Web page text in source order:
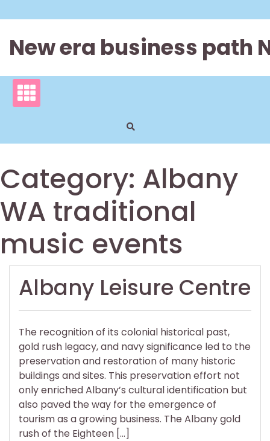
to
New era business path
Category: Albany
WA traditional
music events
Albany Leisure Centre
The recognition of its colonial historical past,
gold rush legacy, and navy significance led to the
preservation and restoration of many historic
buildings and sites. This preservation effort not
only enriched Albany’s cultural identification but
also paved the way for the emergence of
tourism as a growing business. The Albany gold
rush of the Eighteen […]